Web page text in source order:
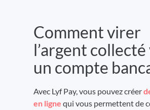
Comment virer
l’argent
un compte
Avec Lyf Pay, vous pouvez créer
en ligne qui vous permettent de